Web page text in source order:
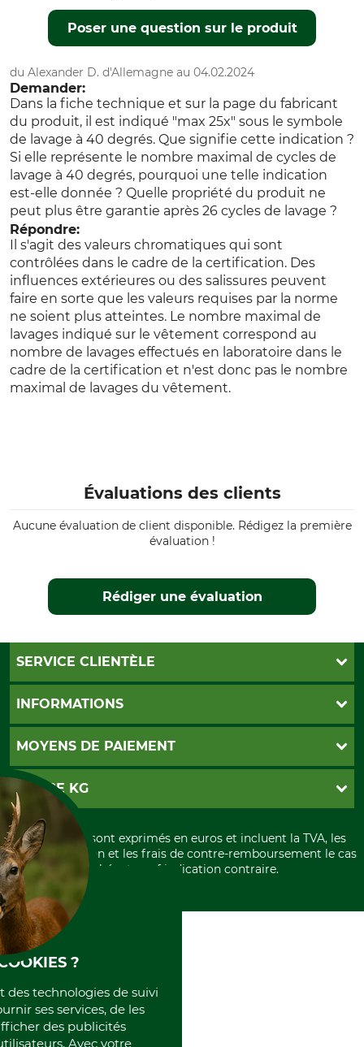
Poser une question sur le produit
du Alexander D. d'Allemagne au 04.02.2024
Demander:
Dans la fiche technique et sur la page du fabricant
du produit, il est indiqué "max 25x" sous le symbole
de lavage à 40 degrés. Que signifie cette indication ?
Si elle représente le nombre maximal de cycles de
lavage à 40 degrés, pourquoi une telle indication
est-elle donnée ? Quelle propriété du produit ne
peut plus être garantie après 26 cycles de lavage ?
Répondre:
Il s'agit des valeurs chromatiques qui sont
contrôlées dans le cadre de la certification. Des
influences extérieures ou des salissures peuvent
faire en sorte que les valeurs requises par la norme
ne soient plus atteintes. Le nombre maximal de
lavages indiqué sur le vêtement correspond au
nombre de lavages effectués en laboratoire dans le
cadre de la certification et n'est donc pas le nombre
maximal de lavages du vêtement.
Évaluations des clients
Aucune évaluation de client disponible. Rédigez la première
évaluation !
Rédiger une évaluation
SERVICE CLIENTÈLE
Foire aux questions
Paramètres des cookies
INFORMATIONS
CGV
Conditions d'annulation
Formulaire de rétraction
Politique de confidentialité
Élimination et environnement
Rétractation de votre commande
MOYENS DE PAIEMENT
PayPal
Carte de crédit
Paiement á l'avance
GRUBE KG
Histoire
International
Portrait
Qui sommes-nous
Tous les prix sont exprimés en euros et incluent la TVA, les
frais d'expédition et les frais de contre-remboursement le cas
échéant, sauf indication contraire.
?
des technologies de suivi
ses services, de les
des publicités
Avec votre